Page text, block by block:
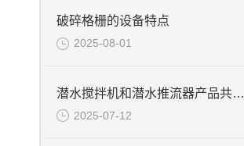
破碎格栅的设备特点
2025-08-01
潜水搅拌机和潜水推流器产品共同点
2025-07-12